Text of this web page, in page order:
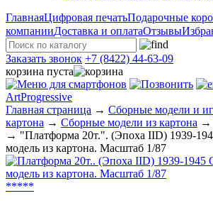
ГлавнаяЦифровая печатьПодарочные
компанииДоставка и оплатаОтзывы
Заказать звонок +7 (8422) 44-63-09
корзина пуста
ArtProgressive
Главная страница → Сборные модели и
картона → Сборные модели из картона →
→ "Платформа 20т.". (Эпоха IID) 1939-
модель из картона. Масштаб 1/87
*****